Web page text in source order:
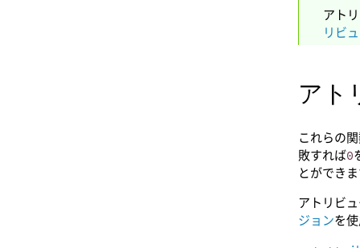
アト
リビ
アト
これらの
敗すれば0
とができま
アトリビ
ジョンを